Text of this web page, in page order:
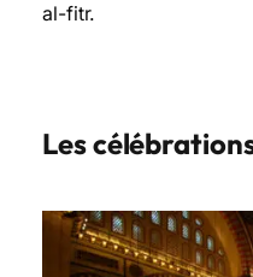
al-fitr.
Les